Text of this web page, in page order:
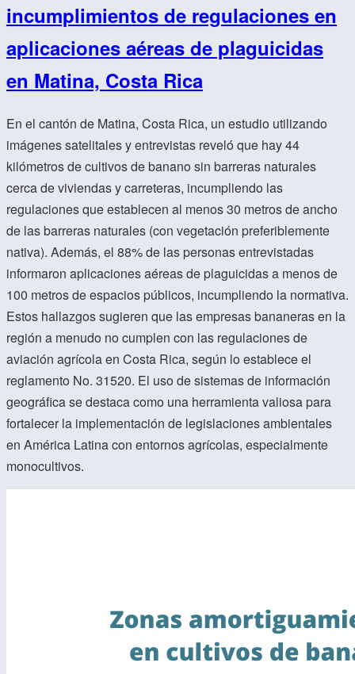
incumplimientos de regulaciones en
aplicaciones aéreas de plaguicidas
en Matina, Costa Rica
En el cantón de Matina, Costa Rica, un estudio utilizando
imágenes satelitales y entrevistas reveló que hay 44
kilómetros de cultivos de banano sin barreras naturales
cerca de viviendas y carreteras, incumpliendo las
regulaciones que establecen al menos 30 metros de ancho
de las barreras naturales (con vegetación preferiblemente
nativa). Además, el 88% de las personas entrevistadas
informaron aplicaciones aéreas de plaguicidas a menos de
100 metros de espacios públicos, incumpliendo la normativa.
Estos hallazgos sugieren que las empresas bananeras en la
región a menudo no cumplen con las regulaciones de
aviación agrícola en Costa Rica, según lo establece el
reglamento No. 31520. El uso de sistemas de información
geográfica se destaca como una herramienta valiosa para
fortalecer la implementación de legislaciones ambientales
en América Latina con entornos agrícolas, especialmente
monocultivos.